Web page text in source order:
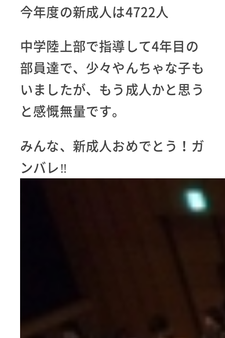
今年度の新成人は4722人
中学陸上部で指導して4年目の
部員達で、少々やんちゃな子も
いましたが、もう成人かと思う
と感慨無量です。
みんな、新成人おめでとう！ガ
ンバレ‼︎